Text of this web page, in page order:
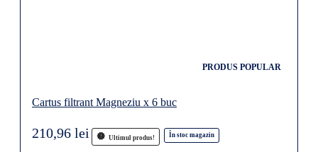
PRODUS POPULAR
Cartus filtrant Magneziu x 6 buc
Ultimul produs! În stoc magazin
210,96 lei